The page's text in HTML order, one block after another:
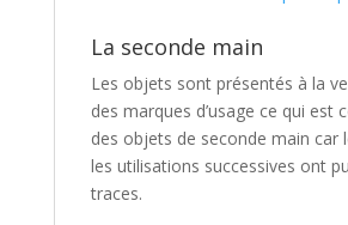
La seconde main
Les objets sont présentés à la
des marques d’usage ce qui est
des objets de seconde main car
les utilisations successives ont
traces.